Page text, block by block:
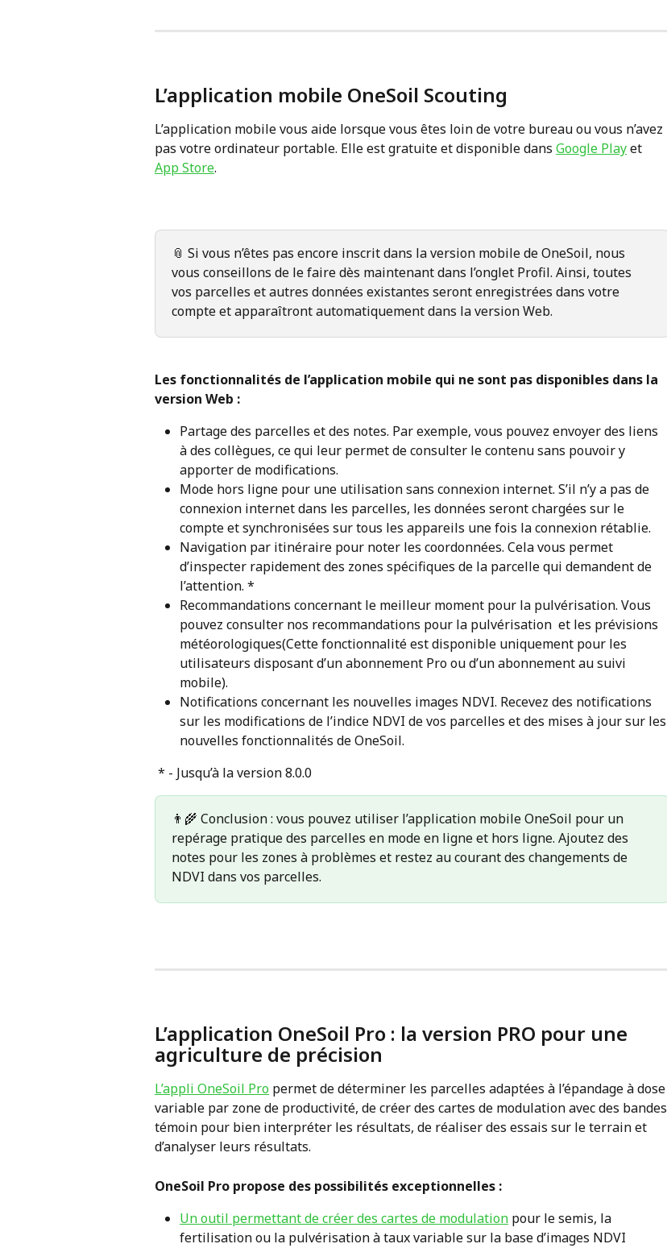
L’application mobile OneSoil Scouting
L’application mobile vous aide lorsque vous êtes loin de votre bureau ou vous n’avez
pas votre ordinateur portable. Elle est gratuite et disponible dans Google Play et
App Store.
📎 Si vous n’êtes pas encore inscrit dans la version mobile de OneSoil, nous
vous conseillons de le faire dès maintenant dans l’onglet Profil. Ainsi, toutes
vos parcelles et autres données existantes seront enregistrées dans votre
compte et apparaîtront automatiquement dans la version Web.
Les fonctionnalités de l’application mobile qui ne sont pas disponibles dans la
version Web :
Partage des parcelles et des notes. Par exemple, vous pouvez envoyer des liens
à des collègues, ce qui leur permet de consulter le contenu sans pouvoir y
apporter de modifications.
Mode hors ligne pour une utilisation sans connexion internet. S’il n’y a pas de
connexion internet dans les parcelles, les données seront chargées sur le
compte et synchronisées sur tous les appareils une fois la connexion rétablie.
Navigation par itinéraire pour noter les coordonnées. Cela vous permet
d’inspecter rapidement des zones spécifiques de la parcelle qui demandent de
l’attention. *
Recommandations concernant le meilleur moment pour la pulvérisation. Vous
pouvez consulter nos recommandations pour la pulvérisation  et les prévisions
météorologiques(Cette fonctionnalité est disponible uniquement pour les
utilisateurs disposant d’un abonnement Pro ou d’un abonnement au suivi
mobile).
Notifications concernant les nouvelles images NDVI. Recevez des notifications
sur les modifications de l’indice NDVI de vos parcelles et des mises à jour sur les
nouvelles fonctionnalités de OneSoil.
* - Jusqu’à la version 8.0.0
👨‍🌾 Conclusion : vous pouvez utiliser l’application mobile OneSoil pour un
repérage pratique des parcelles en mode en ligne et hors ligne. Ajoutez des
notes pour les zones à problèmes et restez au courant des changements de
NDVI dans vos parcelles.
L’application OneSoil Pro : la version PRO pour une
agriculture de précision
L’appli OneSoil Pro permet de déterminer les parcelles adaptées à l’épandage à dose
variable par zone de productivité, de créer des cartes de modulation avec des bandes
témoin pour bien interpréter les résultats, de réaliser des essais sur le terrain et
d’analyser leurs résultats.
OneSoil Pro propose des possibilités exceptionnelles :
Un outil permettant de créer des cartes de modulation pour le semis, la
fertilisation ou la pulvérisation à taux variable sur la base d’images NDVI